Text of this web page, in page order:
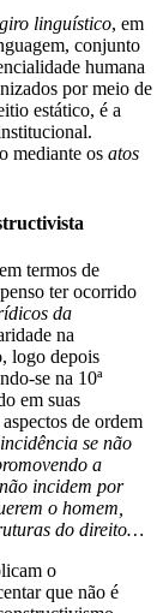
giro linguístico, em
conjunto
humana
por meio de
estático, é a
mediante os atos
termos de
ter ocorrido
da
na
logo depois
se na 10ª
em suas
de ordem
se não
a
incidem por
o homem,
do direito…
o
que não é